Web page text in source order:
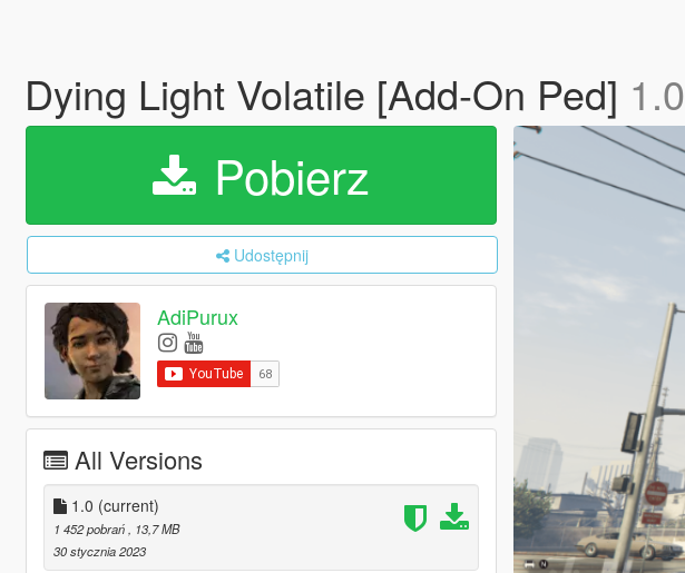
Dying Light Volatile [Add-On Ped] 1.0
Pobierz
Udostępnij
AdiPurux
All Versions
1.0 (current)
1 452 pobrań
, 13,7 MB
30 stycznia 2023